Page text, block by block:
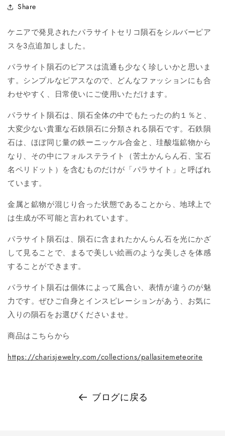
Share
ケニアで発見されたパラサイトセリコ隕石をシルバーピア
スを3点追加しました。
パラサイト隕石のピアスは流通も少なく珍しいかと思いま
す。シンプルなピアスなので、どんなファッションにも合
わせやすく、日常使いにご使用いただけます。
パラサイト隕石は、隕石全体の中でもたったの約１％と、
大変少ない貴重な石鉄隕石に分類される隕石です。石鉄隕
石は、ほぼ同じ量の鉄ーニッケル合金と、珪酸塩鉱物から
なり、その中にフォルステライト（苦土かんらん石、宝石
名ペリドット）を含むものだけが「パラサイト」と呼ばれ
ています。
金属と鉱物が混じり合った状態であることから、地球上で
は生成が不可能と言われています。
パラサイト隕石は、隕石に含まれたかんらん石を光にかざ
して見ることで、まるで美しい絵画のような美しさを体感
することができます。
パラサイト隕石は個体によって風合い、表情が違うのが魅
力です。ぜひご自身とインスピレーションがあう、お気に
入りの隕石をお選びくださいませ。
商品はこちらから
https://charisjewelry.com/collections/pallasitemeteorite
ブログに戻る